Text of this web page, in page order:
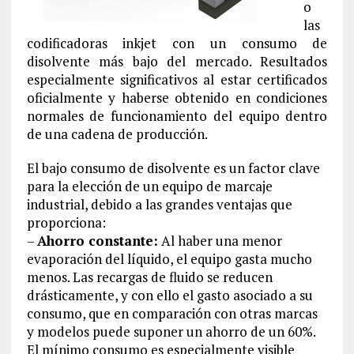
o
las
codificadoras inkjet con un consumo de
disolvente más bajo del mercado. Resultados
especialmente significativos al estar certificados
oficialmente y haberse obtenido en condiciones
normales de funcionamiento del equipo dentro
de una cadena de producción.
El bajo consumo de disolvente es un factor clave
para la elección de un equipo de marcaje
industrial, debido a las grandes ventajas que
proporciona:
–Ahorro constante: Al haber una menor
evaporación del líquido, el equipo gasta mucho
menos. Las recargas de fluido se reducen
drásticamente, y con ello el gasto asociado a su
consumo, que en comparación con otras marcas
y modelos puede suponer un ahorro de un 60%.
El mínimo consumo es especialmente visible